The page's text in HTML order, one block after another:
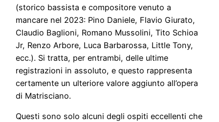
(storico bassista e compositore venuto a
mancare nel 2023: Pino Daniele, Flavio Giurato,
Claudio Baglioni, Romano Mussolini, Tito Schioa
Jr, Renzo Arbore, Luca Barbarossa, Little Tony,
ecc.). Si tratta, per entrambi, delle ultime
registrazioni in assoluto, e questo rappresenta
certamente un ulteriore valore aggiunto all’opera
di Matrisciano.
Questi sono solo alcuni degli ospiti eccellenti che